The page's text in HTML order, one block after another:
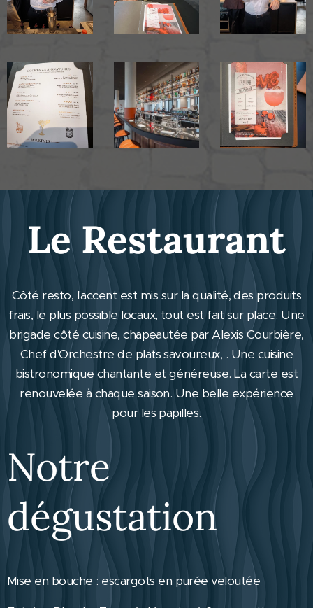
Le Restaurant
Côté resto, l'accent est mis sur la qualité, des produits
frais, le plus possible locaux, tout est fait sur place. Une
brigade côté cuisine, chapeautée par Alexis Courbière,
Chef d'Orchestre de plats savoureux, . Une cuisine
bistronomique chantante et généreuse. La carte est
renouvelée à chaque saison. Une belle expérience
pour les papilles.
Notre
dégustation
Mise en bouche : escargots en purée veloutée